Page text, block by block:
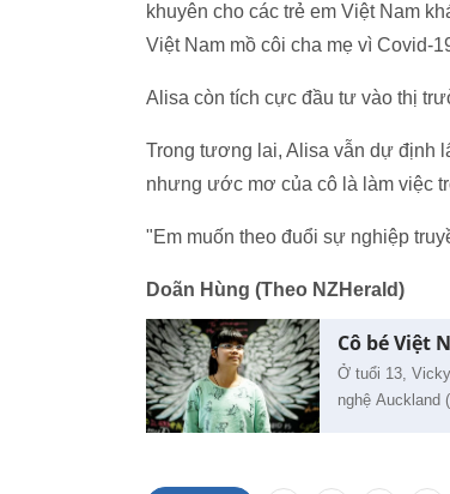
khuyên cho các trẻ em Việt Nam
Việt Nam mồ côi cha mẹ vì Covid-
Alisa còn tích cực đầu tư vào thị
Trong tương lai, Alisa vẫn dự định
nhưng ước mơ của cô là làm việc
"Em muốn theo đuổi sự nghiệp
Doãn Hùng (Theo NZHerald)
Cô bé Việt
Ở tuổi 13,
nghệ Auckland